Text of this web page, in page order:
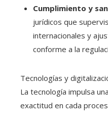
Cumplimiento y
jurídicos que
internacionales y
conforme a la
Tecnologías y
La tecnología impulsa
exactitud en cada